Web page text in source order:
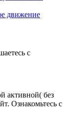
движение
с
активной( без
Ознакомьтесь с